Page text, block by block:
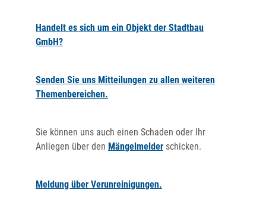
Handelt es sich um ein Objekt der Stadtbau
GmbH?
Senden Sie uns Mitteilungen zu allen weiteren
Themenbereichen.
Sie können uns auch einen Schaden oder Ihr
Anliegen über den Mängelmelder schicken.
Meldung über Verunreinigungen.